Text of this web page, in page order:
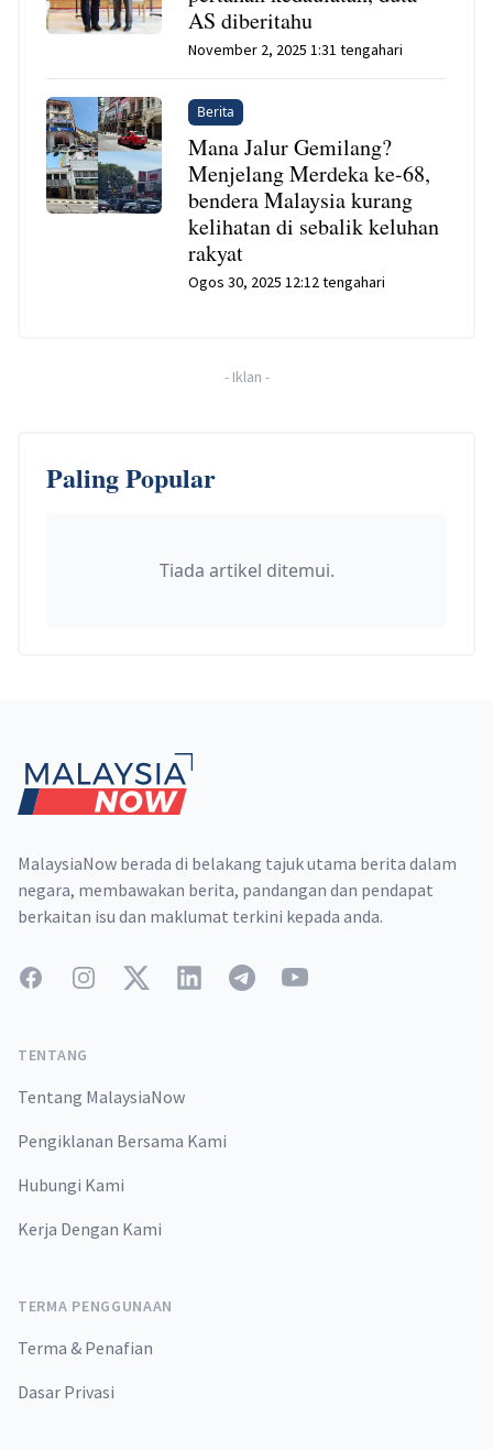
AS diberitahu
November 2, 2025 1:31 tengahari
Berita
Mana Jalur Gemilang?
Menjelang Merdeka ke-68,
bendera Malaysia kurang
kelihatan di sebalik keluhan
rakyat
Ogos 30, 2025 12:12 tengahari
- Iklan -
Paling Popular
Tiada artikel ditemui.
MalaysiaNow berada di belakang tajuk utama berita dalam
negara, membawakan berita, pandangan dan pendapat
berkaitan isu dan maklumat terkini kepada anda.
FacebookInstagramTwitterLinkedInTelegramYouTube
TENTANG
Tentang MalaysiaNow
Pengiklanan Bersama Kami
Hubungi Kami
Kerja Dengan Kami
TERMA PENGGUNAAN
Terma & Penafian
Dasar Privasi